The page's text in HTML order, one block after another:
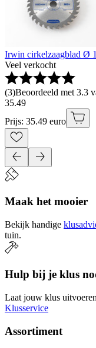
Irwin cirkelzaagblad Ø
Veel verkocht
(3)Beoordeeld met 3.3
35.49
Prijs: 35.49 euro
Maak het mooier
Bekijk handige
tuin.
Hulp bij je klus
Laat jouw klus
Klusservice
Assortiment